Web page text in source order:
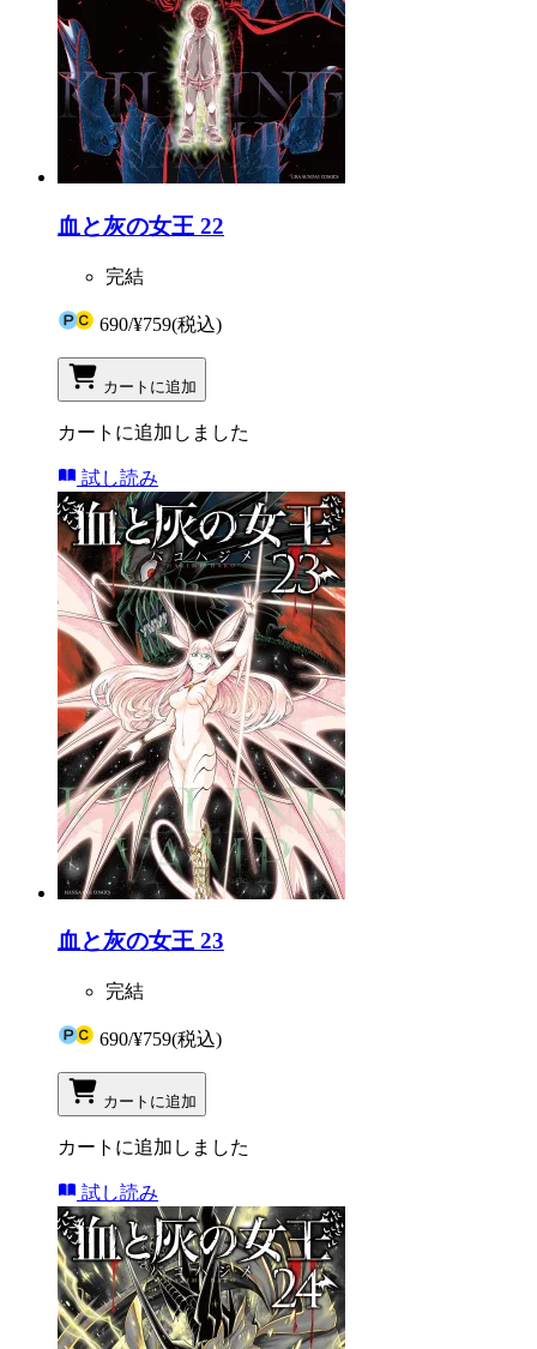
血と灰の女王 22
完結
690/¥759(税込)
カートに追加
カートに追加しました
試し読み
血と灰の女王 23
完結
690/¥759(税込)
カートに追加
カートに追加しました
試し読み